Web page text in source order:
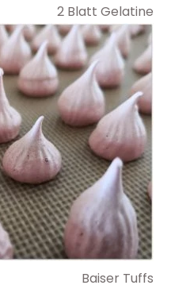
2 Blatt Gelatine
Baiser Tuffs